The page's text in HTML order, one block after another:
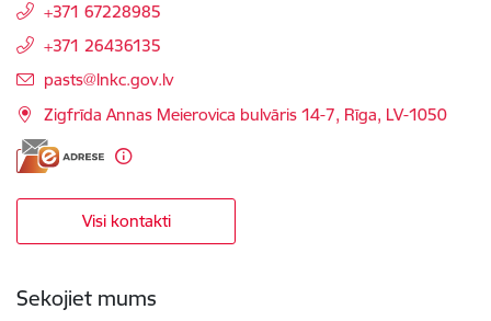
+371 67228985
+371 26436135
E-pasts:
pasts@lnkc.gov.lv
Zigfrīda Annas Meierovica bulvāris 14-7, Rīga, LV-1050
Visi kontakti
Sekojiet mums